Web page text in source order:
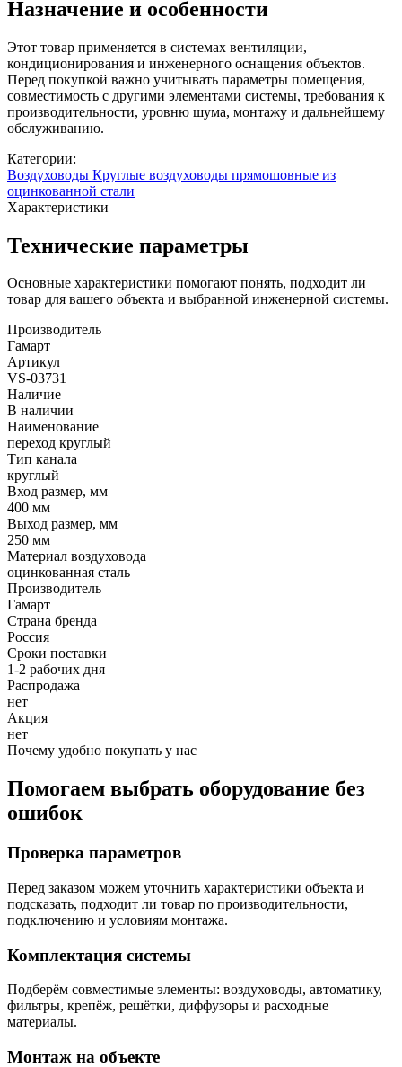
Назначение и особенности
Этот товар применяется в системах вентиляции,
кондиционирования и инженерного оснащения объектов.
Перед покупкой важно учитывать параметры помещения,
совместимость с другими элементами системы, требования к
производительности, уровню шума, монтажу и дальнейшему
обслуживанию.
Категории:
Воздуховоды Круглые воздуховоды прямошовные из
оцинкованной стали
Характеристики
Технические параметры
Основные характеристики помогают понять, подходит ли
товар для вашего объекта и выбранной инженерной системы.
Производитель
Гамарт
Артикул
VS-03731
Наличие
В наличии
Наименование
переход круглый
Тип канала
круглый
Вход размер, мм
400 мм
Выход размер, мм
250 мм
Материал воздуховода
оцинкованная сталь
Производитель
Гамарт
Страна бренда
Россия
Сроки поставки
1-2 рабочих дня
Распродажа
нет
Акция
нет
Почему удобно покупать у нас
Помогаем выбрать оборудование без
ошибок
Проверка параметров
Перед заказом можем уточнить характеристики объекта и
подсказать, подходит ли товар по производительности,
подключению и условиям монтажа.
Комплектация системы
Подберём совместимые элементы: воздуховоды, автоматику,
фильтры, крепёж, решётки, диффузоры и расходные
материалы.
Монтаж на объекте